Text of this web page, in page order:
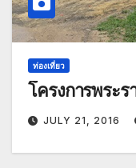
ท่องเที่ยว
โครงการพระ
JULY 21, 2016